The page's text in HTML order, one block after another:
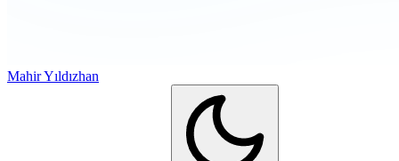
Mahir Yıldızhan